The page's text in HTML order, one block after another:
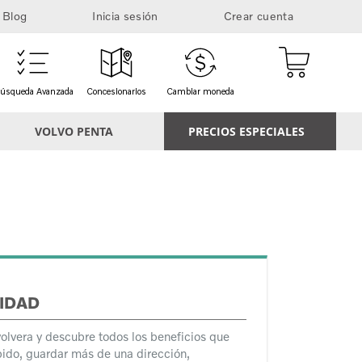
Blog Inicia sesión Crear cuenta
Avanzada Concesionarios Cambiar moneda
VOLVO PENTA PRECIOS ESPECIALES
y descubre todos los beneficios que
guardar más de una dirección,